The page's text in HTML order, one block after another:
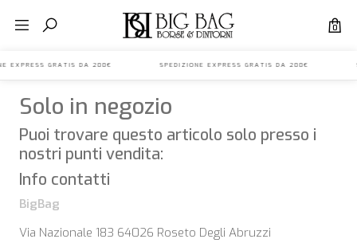
0
EXPRESS GRATIS DA 200€ SPEDIZIONE EXPRESS GRATIS DA
Solo in negozio
Puoi trovare questo articolo solo presso i
nostri punti vendita:
Info contatti
BigBag
Via Nazionale 183 64026 Roseto Degli Abruzzi